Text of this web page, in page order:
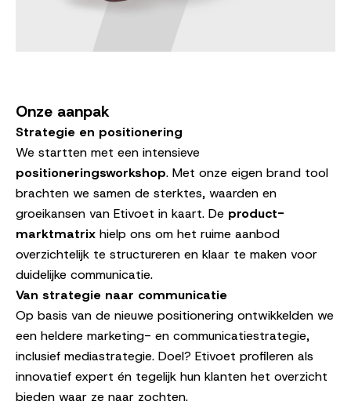
Onze aanpak
Strategie en positionering
We startten met een intensieve
positioneringsworkshop. Met onze eigen brand tool
brachten we samen de sterktes, waarden en
groeikansen van Etivoet in kaart. De product-
marktmatrix hielp ons om het ruime aanbod
overzichtelijk te structureren en klaar te maken voor
duidelijke communicatie.
Van strategie naar communicatie
Op basis van de nieuwe positionering ontwikkelden we
een heldere marketing- en communicatiestrategie,
inclusief mediastrategie. Doel? Etivoet profileren als
innovatief expert én tegelijk hun klanten het overzicht
bieden waar ze naar zochten.